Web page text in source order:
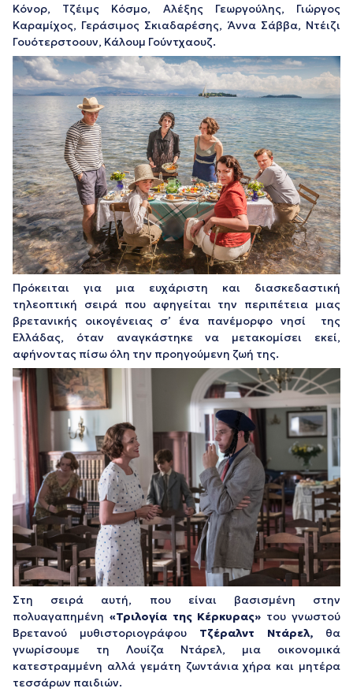
Κόνορ, Τζέιμς Κόσμο, Αλέξης Γεωργούλης, Γιώργος
Καραμίχος, Γεράσιμος Σκιαδαρέσης, Άννα Σάββα, Ντέιζι
Γουότερστοουν, Κάλουμ Γούντχαουζ.
Πρόκειται για μια ευχάριστη και διασκεδαστική
τηλεοπτική σειρά που αφηγείται την περιπέτεια μιας
βρετανικής οικογένειας σ’ ένα πανέμορφο νησί της
Ελλάδας, όταν αναγκάστηκε να μετακομίσει εκεί,
αφήνοντας πίσω όλη την προηγούμενη ζωή της.
Στη σειρά αυτή, που είναι βασισμένη στην
πολυαγαπημένη «Τριλογία της Κέρκυρας» του γνωστού
Βρετανού μυθιστοριογράφου Τζέραλντ Ντάρελ, θα
γνωρίσουμε τη Λουίζα Ντάρελ, μια οικονομικά
κατεστραμμένη αλλά γεμάτη ζωντάνια χήρα και μητέρα
τεσσάρων παιδιών.